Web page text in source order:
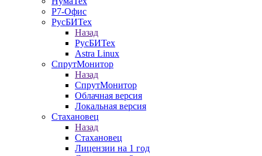
Р7-Офис
РусБИТех
Назад
РусБИТех
Astra Linux
СпрутМонитор
Назад
СпрутМонитор
Облачная версия
Локальная версия
Стахановец
Назад
Стахановец
Лицензии на 1 год